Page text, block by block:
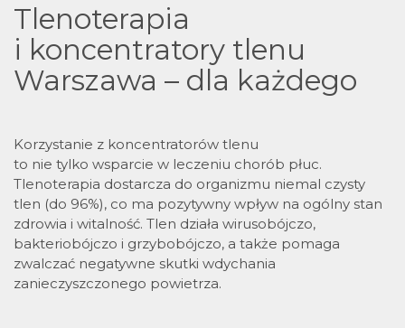
Tlenoterapia
i koncentratory tlenu
Warszawa – dla każdego
Korzystanie z koncentratorów tlenu
to nie tylko wsparcie w leczeniu chorób płuc.
Tlenoterapia dostarcza do organizmu niemal czysty
tlen (do 96%), co ma pozytywny wpływ na ogólny stan
zdrowia i witalność. Tlen działa wirusobójczo,
bakteriobójczo i grzybobójczo, a także pomaga
zwalczać negatywne skutki wdychania
zanieczyszczonego powietrza.